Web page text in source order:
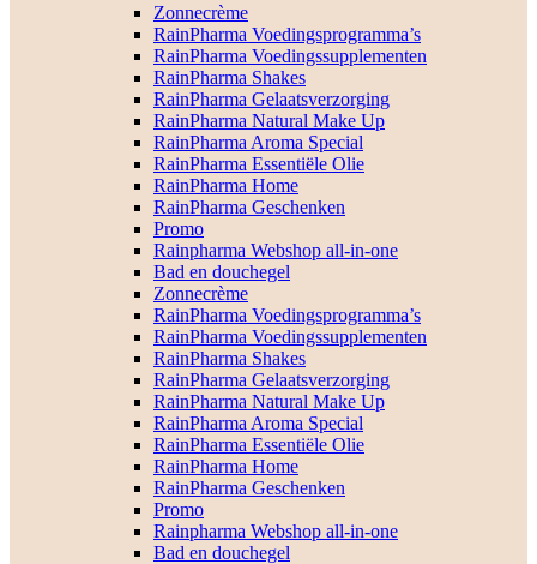
Zonnecrème
RainPharma Voedingsprogramma’s
RainPharma Voedingssupplementen
RainPharma Shakes
RainPharma Gelaatsverzorging
RainPharma Natural Make Up
RainPharma Aroma Special
RainPharma Essentiële Olie
RainPharma Home
RainPharma Geschenken
Promo
Rainpharma Webshop all-in-one
Bad en douchegel
Zonnecrème
RainPharma Voedingsprogramma’s
RainPharma Voedingssupplementen
RainPharma Shakes
RainPharma Gelaatsverzorging
RainPharma Natural Make Up
RainPharma Aroma Special
RainPharma Essentiële Olie
RainPharma Home
RainPharma Geschenken
Promo
Rainpharma Webshop all-in-one
Bad en douchegel